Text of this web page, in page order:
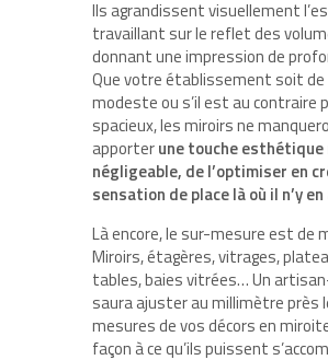
Ils agrandissent visuellement
travaillant sur le reflet des
donnant une impression de
Que votre établissement soit
modeste ou s’il est au contraire
spacieux, les miroirs ne
apporterune touche esthétique
négligeable, de l’optimiser en
sensation de place là où il n’y en
Là encore, le sur-mesure est de
Miroirs, étagères, vitrages,
tables, baies vitrées… Un
saura ajuster au millimètre près
mesures de vos décors en
façon à ce qu’ils puissent